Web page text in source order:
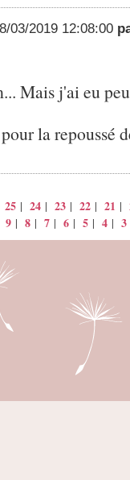
03/2019 12:08:00
Mais j'ai eu
la repoussé
25 | 24 | 23 | 22 | 21 |
9 |8 |7 |6 |5 |4 |3